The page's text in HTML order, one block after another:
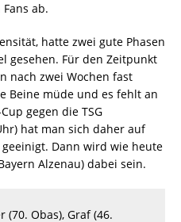
ab.
hatte zwei gute Phasen
gesehen. Für den Zeitpunkt
nach zwei Wochen fast
Beine müde und es fehlt an
gegen die TSG
hat man sich daher auf
Dann wird wie heute
Alzenau) dabei sein.
(70. Obas), Graf (46.